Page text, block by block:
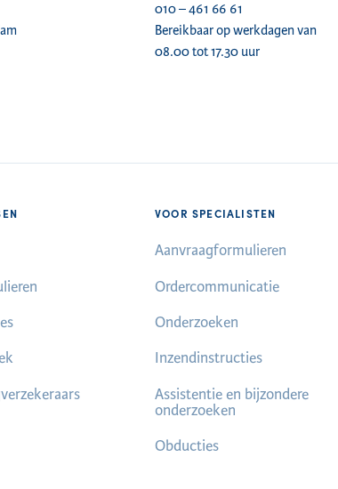
010 – 461 66 61
Bereikbaar op werkdagen van
08.00 tot 17.30 uur
VOOR SPECIALISTEN
Aanvraagformulieren
Ordercommunicatie
Onderzoeken
Inzendinstructies
Assistentie en bijzondere
onderzoeken
Obducties